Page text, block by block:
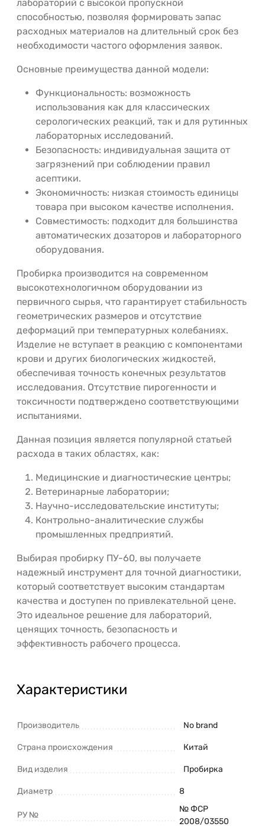
лабораторий с высокой пропускной
способностью, позволяя формировать запас
расходных материалов на длительный срок без
необходимости частого оформления заявок.
Основные преимущества данной модели:
Функциональность: возможность
использования как для классических
серологических реакций, так и для рутинных
лабораторных исследований.
Безопасность: индивидуальная защита от
загрязнений при соблюдении правил
асептики.
Экономичность: низкая стоимость единицы
товара при высоком качестве исполнения.
Совместимость: подходит для большинства
автоматических дозаторов и лабораторного
оборудования.
Пробирка производится на современном
высокотехнологичном оборудовании из
первичного сырья, что гарантирует стабильность
геометрических размеров и отсутствие
деформаций при температурных колебаниях.
Изделие не вступает в реакцию с компонентами
крови и других биологических жидкостей,
обеспечивая точность конечных результатов
исследования. Отсутствие пирогенности и
токсичности подтверждено соответствующими
испытаниями.
Данная позиция является популярной статьей
расхода в таких областях, как:
Медицинские и диагностические центры;
Ветеринарные лаборатории;
Научно-исследовательские институты;
Контрольно-аналитические службы
промышленных предприятий.
Выбирая пробирку ПУ-60, вы получаете
надежный инструмент для точной диагностики,
который соответствует высоким стандартам
качества и доступен по привлекательной цене.
Это идеальное решение для лабораторий,
ценящих точность, безопасность и
эффективность рабочего процесса.
Характеристики
Производитель No brand
Страна происхождения Китай
Вид изделия Пробирка
Диаметр 8
РУ №
№ ФСР
2008/03550